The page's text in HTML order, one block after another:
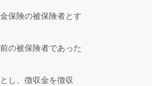
保険の被保険者とす
の被保険者であった
し、徴収金を徴収